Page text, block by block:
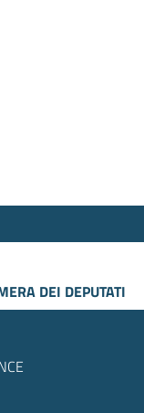
DEI DEPUTATI